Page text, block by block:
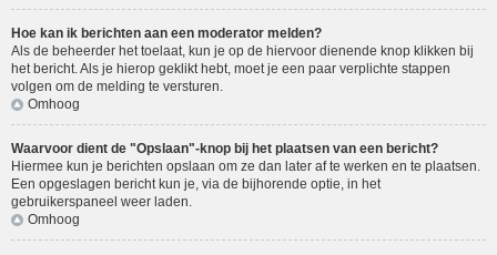
Hoe kan ik berichten aan een moderator melden?
Als de beheerder het toelaat, kun je op de hiervoor dienende knop klikken bij
het bericht. Als je hierop geklikt hebt, moet je een paar verplichte stappen
volgen om de melding te versturen.
Omhoog
Waarvoor dient de "Opslaan"-knop bij het plaatsen van een bericht?
Hiermee kun je berichten opslaan om ze dan later af te werken en te plaatsen.
Een opgeslagen bericht kun je, via de bijhorende optie, in het
gebruikerspaneel weer laden.
Omhoog